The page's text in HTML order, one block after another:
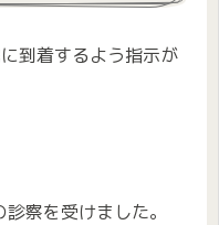
到着するよう指示が
察を受けました。